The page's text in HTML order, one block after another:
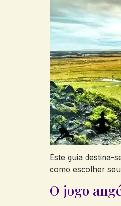
Este guia destina-
como escolher
O jogo